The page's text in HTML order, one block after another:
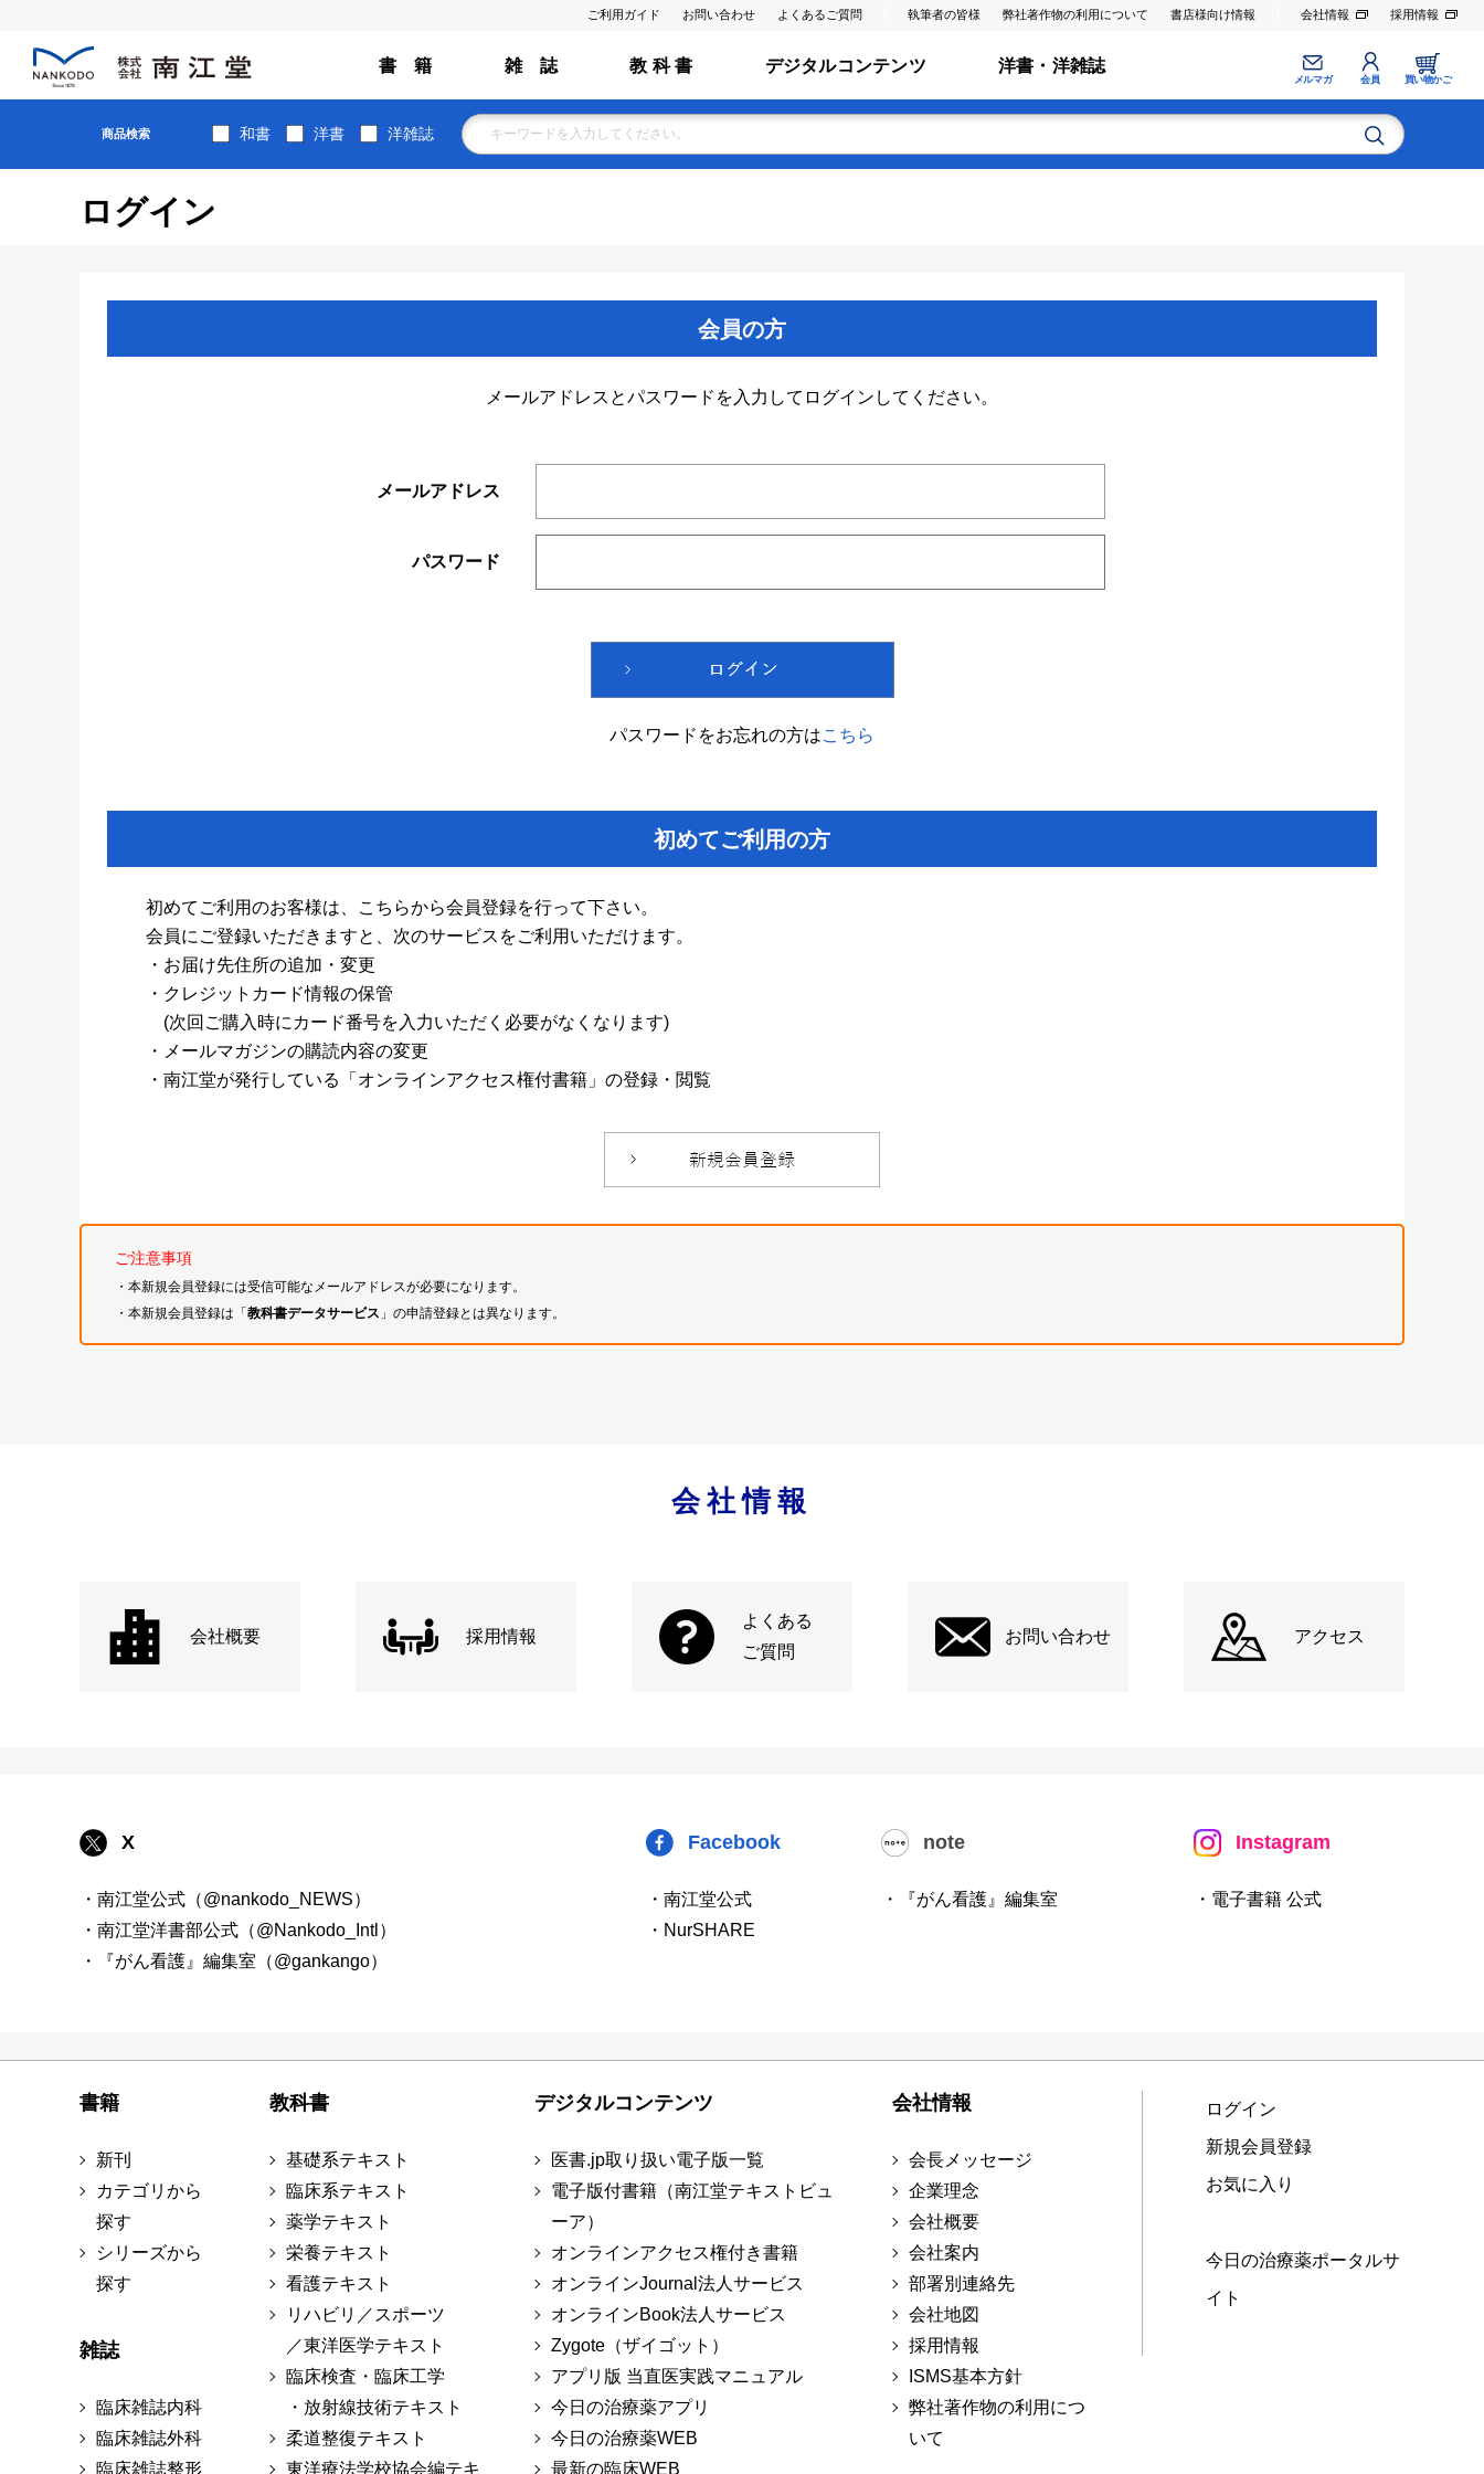
ご利用ガイド お問い合わせ よくあるご質問 執筆者の皆様 弊社著作物の利用について 書店様向け情報 会社情報 採用情報
書 籍 雑 誌 教 科 書 デジタルコンテンツ 洋書・洋雑誌
メルマガ 会員 買い物かご
商品検索 和書 洋書 洋雑誌
ログイン
会員の方
メールアドレスとパスワードを入力してログインしてください。
メールアドレス
パスワード
パスワードをお忘れの方はこちら
初めてご利用の方
初めてご利用のお客様は、こちらから会員登録を行って下さい。
会員にご登録いただきますと、次のサービスをご利用いただけます。
・お届け先住所の追加・変更
・クレジットカード情報の保管
(次回ご購入時にカード番号を入力いただく必要がなくなります)
・メールマガジンの購読内容の変更
・南江堂が発行している「オンラインアクセス権付書籍」の登録・閲覧
ご注意事項
・本新規会員登録には受信可能なメールアドレスが必要になります。
・本新規会員登録は「教科書データサービス 」の申請登録とは異なります。
会社情報
会社概要 採用情報
よくある
ご質問
お問い合わせ アクセス
X
・南江堂公式（@nankodo_NEWS）
・南江堂洋書部公式（@Nankodo_Intl）
・『がん看護』編集室（@gankango）
Facebook
・南江堂公式
・NurSHARE
note
・『がん看護』編集室
Instagram
・電子書籍 公式
書籍
新刊
カテゴリから
探す
シリーズから
探す
雑誌
臨床雑誌内科
臨床雑誌外科
臨床雑誌整形
教科書
基礎系テキスト
臨床系テキスト
薬学テキスト
栄養テキスト
看護テキスト
リハビリ／スポーツ
／東洋医学テキスト
臨床検査・臨床工学
・放射線技術テキスト
柔道整復テキスト
東洋療法学校協会編テキ
デジタルコンテンツ
医書.jp取り扱い電子版一覧
電子版付書籍（南江堂テキストビュ
ーア）
オンラインアクセス権付き書籍
オンラインJournal法人サービス
オンラインBook法人サービス
Zygote（ザイゴット）
アプリ版 当直医実践マニュアル
今日の治療薬アプリ
今日の治療薬WEB
最新の臨床WEB
会社情報
会長メッセージ
企業理念
会社概要
会社案内
部署別連絡先
会社地図
採用情報
ISMS基本方針
弊社著作物の利用につ
いて
ログイン
新規会員登録
お気に入り
今日の治療薬ポータルサ
イト